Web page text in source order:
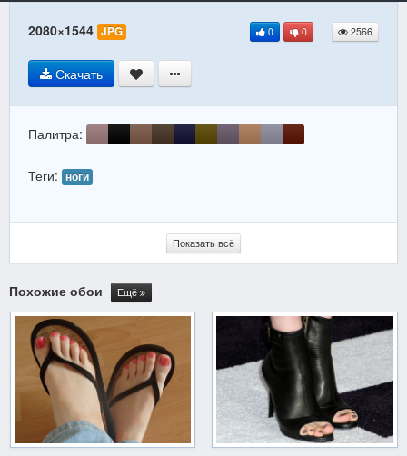
2080×1544 JPG 0 0 2566
Скачать
Палитра:
Теги: ноги
Показать всё
Похожие обои Ещё